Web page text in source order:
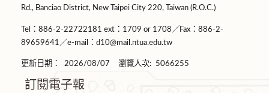
Rd., Banciao District, New Taipei City 220, Taiwan (R.O.C.)
Tel：886-2-22722181 ext：1709 or 1708／Fax：886-2-
89659641／e-mail：d10@mail.ntua.edu.tw
更新日期： 2026/08/07 瀏覽人次: 5066255
訂閱電子報